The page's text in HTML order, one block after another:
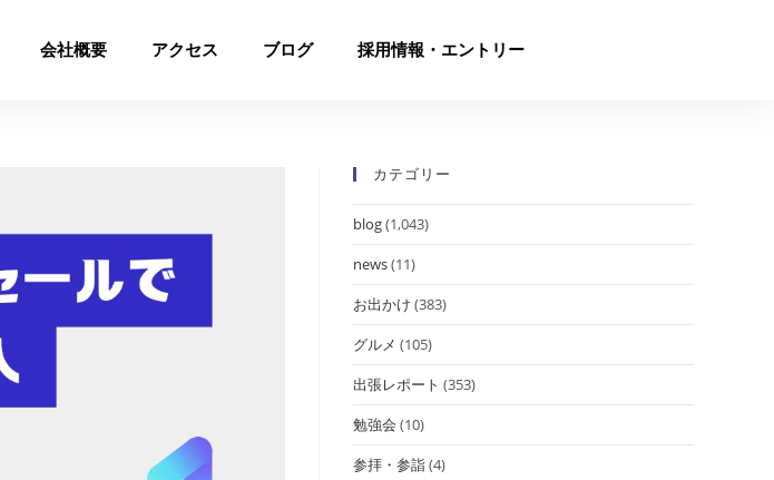
会社概要 アクセス ブログ 採用情報・エントリー
カテゴリー
blog(1,043)
news(11)
お出かけ (383)
グルメ (105)
出張レポート (353)
勉強会 (10)
参拝・参詣(4)